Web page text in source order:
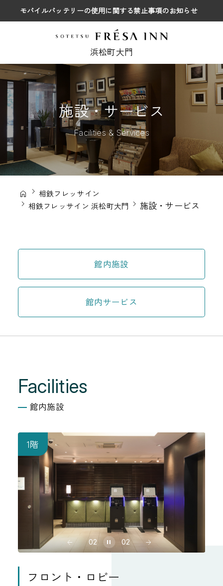
モバイルバッテリーの使用に関する禁止事項のお知らせ
浜松町大門
施設・サービス
Facilities & Services
相鉄フレッサイン
相鉄フレッサイン 浜松町大門
施設・サービス
館内施設
館内サービス
Facilities
館内施設
01 02
1階
フロント・ロビー